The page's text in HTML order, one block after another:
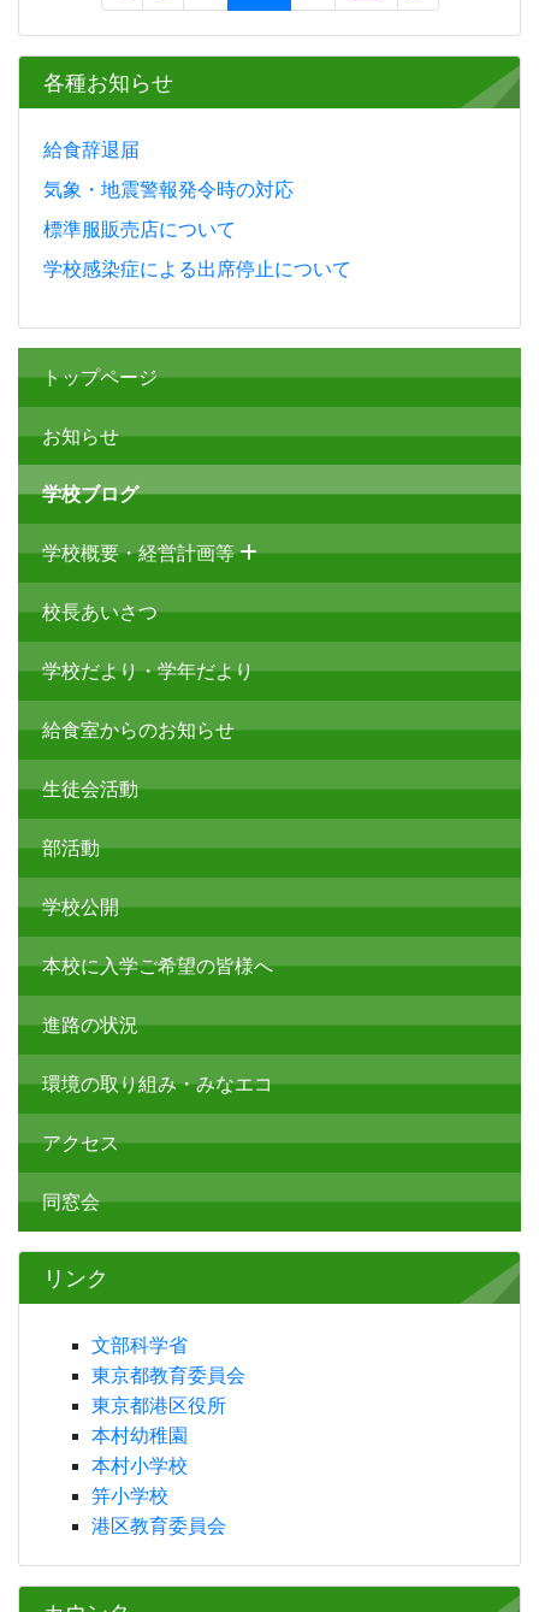
各種お知らせ
給食辞退届
気象・地震警報発令時の対応
標準服販売店について
学校感染症による出席停止について
トップページ
お知らせ
学校ブログ
学校概要・経営計画等
校長あいさつ
学校だより・学年だより
給食室からのお知らせ
生徒会活動
部活動
学校公開
本校に入学ご希望の皆様へ
進路の状況
環境の取り組み・みなエコ
アクセス
同窓会
リンク
文部科学省
東京都教育委員会
東京都港区役所
本村幼稚園
本村小学校
笄小学校
港区教育委員会